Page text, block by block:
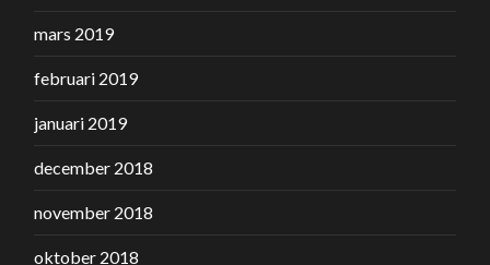
mars 2019
februari 2019
januari 2019
december 2018
november 2018
oktober 2018